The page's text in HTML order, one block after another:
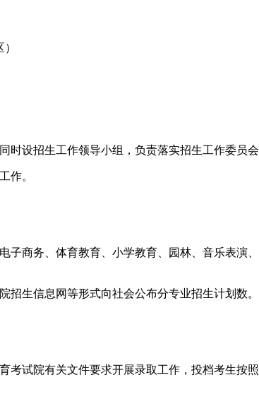
设招生工作领导小组，负责落实招生工作委员
作。
商务、体育教育、小学教育、园林、音乐表演
生信息网等形式向社会公布分专业招生计划数。
试院有关文件要求开展录取工作，投档考生按